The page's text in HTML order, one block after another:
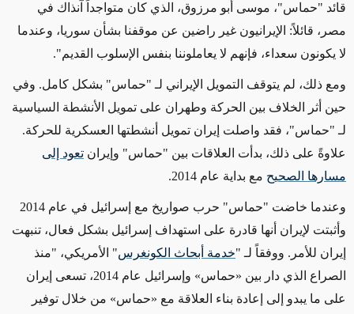
قائد "حماس"، موسى أبو مرزوق، الذي كان متواجداً آنذاك في
مصر، قائلاً: الإيرانيون غير راضين عن موقفنا بشأن سوريا، وعندما
لا يكونون سعداء، فإنهم لا يعاملوننا بنفس الإسلوب القديم".
ومع ذلك، لم يتوقف التمويل الإيراني لـ "حماس" بشكل كامل. وفي
حين أثر الخلاف بين الحركة وطهران على تمويل الأنشطة السياسية
لـ "حماس"، فقد واصلت إيران تمويل أنشطتها العسكرية للحركة.
علاوةً على ذلك، بدأت العلاقات بين "حماس" وإيران تعود إلى
مسارها الصحيح مع بداية عام 2014.
وعندما خاضت "حماس" حرب صواريخ مع إسرائيل في عام 2014
وأثبتت لإيران أنها قادرة على استهداف إسرائيل بشكل فعال، تنبهت
إيران للأمر. ووفقاً لـ "خدمة أبحاث الكونغرس" الأمريكي، "منذ
الصراع الذي دار بين «حماس»
وإسرائيل عام 2014، تسعى إيران
على ما يبدو إلى إعادة بناء العلاقة مع «حماس» من خلال توفير